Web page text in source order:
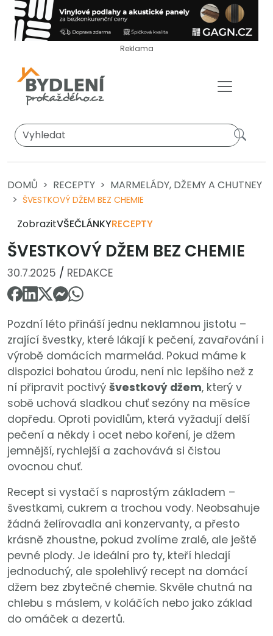
Reklama
DOMŮ RECEPTY MARMELÁDY, DŽEMY A CHUTNEY
ŠVESTKOVÝ DŽEM BEZ CHEMIE
ZobrazitVŠEČLÁNKYRECEPTY
ŠVESTKOVÝ DŽEM BEZ CHEMIE
30.7.2025 / REDAKCE
Pozdní léto přináší jednu neklamnou jistotu –
zrající švestky, které lákají k pečení, zavařování i
výrobě domácích marmelád. Pokud máme k
dispozici bohatou úrodu, není nic lepšího než z
ní připravit poctivý švestkový džem, který v
sobě uchová sladkou chuť sezóny na měsíce
dopředu. Oproti povidlům, která vyžadují delší
pečení a někdy i ocet nebo koření, je džem
jemnější, rychlejší a zachovává si čistou
ovocnou chuť.
Recept si vystačí s naprostým základem –
švestkami, cukrem a trochou vody. Neobsahuje
žádná želírovadla ani konzervanty, a přesto
krásně zhoustne, pokud zvolíme zralé, ale ještě
pevné plody. Je ideální pro ty, kteří hledají
jednoduchý, ale spolehlivý recept na domácí
džem bez zbytečné chemie. Skvěle chutná na
chlebu s máslem, v koláčích nebo jako základ
do omáček a dezertů.